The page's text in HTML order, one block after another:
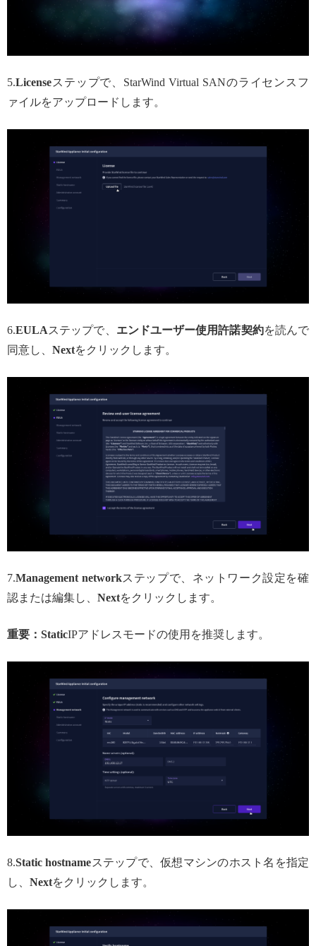
5.Licenseステップで、StarWind Virtual SANのライセンスフ
ァイルをアップロードします。
6.EULAステップで、 エンドユーザー使用許諾契約を読んで
同意し、 Nextをクリックします。
7.Management networkステップで、ネットワーク設定を確
認または編集し、 Nextをクリックします。
重要：StaticIPアドレスモードの使用を推奨します。
8.Static hostnameステップで、仮想マシンのホスト名を指定
し、 Nextをクリックします。